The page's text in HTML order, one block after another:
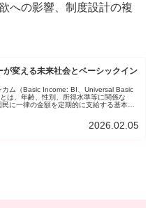
への影響、制度設計の複
が変える未来社会とベーシックイン
カム（Basic Income: BI、Universal Basic
は、年齢、性別、所得水準等に関係な
民に一律の金額を定期的に支給する基本生
2026.02.05